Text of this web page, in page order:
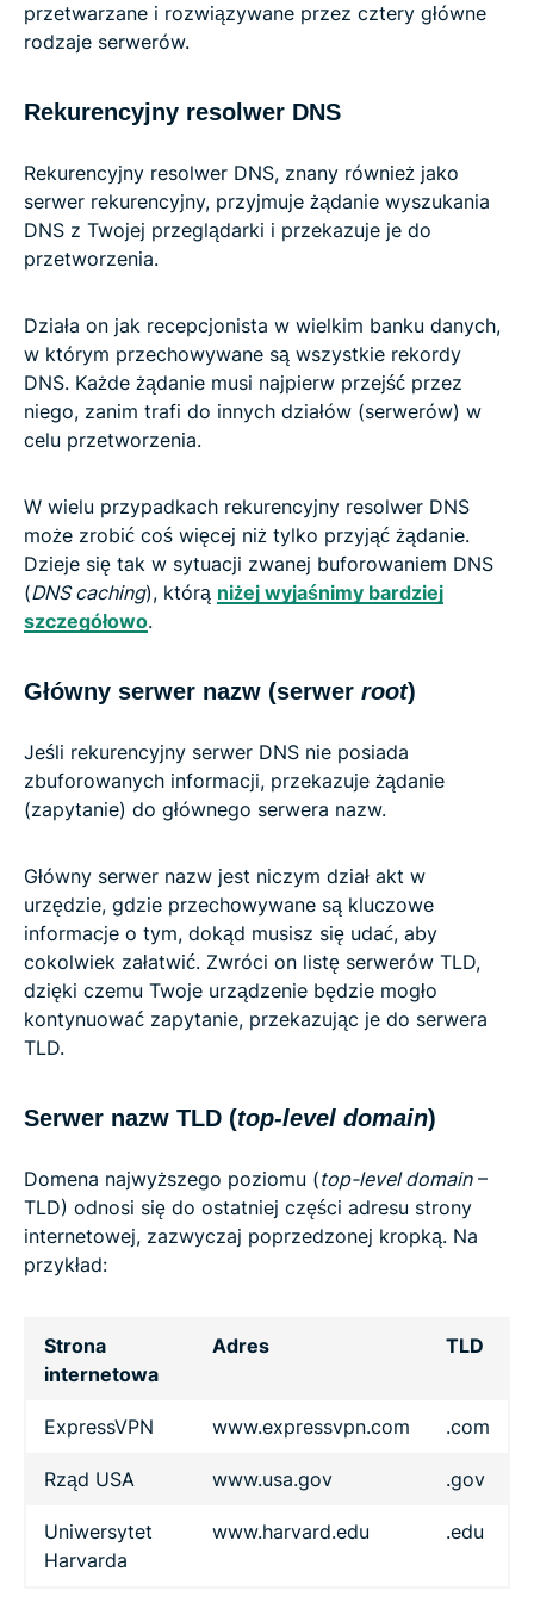
przetwarzane i rozwiązywane przez cztery główne
rodzaje serwerów.
Rekurencyjny resolwer DNS
Rekurencyjny resolwer DNS, znany również jako
serwer rekurencyjny, przyjmuje żądanie wyszukania
DNS z Twojej przeglądarki i przekazuje je do
przetworzenia.
Działa on jak recepcjonista w wielkim banku danych,
w którym przechowywane są wszystkie rekordy
DNS. Każde żądanie musi najpierw przejść przez
niego, zanim trafi do innych działów (serwerów) w
celu przetworzenia.
W wielu przypadkach rekurencyjny resolwer DNS
może zrobić coś więcej niż tylko przyjąć żądanie.
Dzieje się tak w sytuacji zwanej buforowaniem DNS
(DNS caching), którą niżej wyjaśnimy bardziej
szczegółowo.
Główny serwer nazw (serwer root)
Jeśli rekurencyjny serwer DNS nie posiada
zbuforowanych informacji, przekazuje żądanie
(zapytanie) do głównego serwera nazw.
Główny serwer nazw jest niczym dział akt w
urzędzie, gdzie przechowywane są kluczowe
informacje o tym, dokąd musisz się udać, aby
cokolwiek załatwić. Zwróci on listę serwerów TLD,
dzięki czemu Twoje urządzenie będzie mogło
kontynuować zapytanie, przekazując je do serwera
TLD.
Serwer nazw TLD (top-level domain)
Domena najwyższego poziomu (top-level domain–
TLD) odnosi się do ostatniej części adresu strony
internetowej, zazwyczaj poprzedzonej kropką. Na
przykład:
Strona
internetowa
Adres TLD
ExpressVPN www.expressvpn.com .com
Rząd USA www.usa.gov .gov
Uniwersytet
Harvarda
www.harvard.edu .edu